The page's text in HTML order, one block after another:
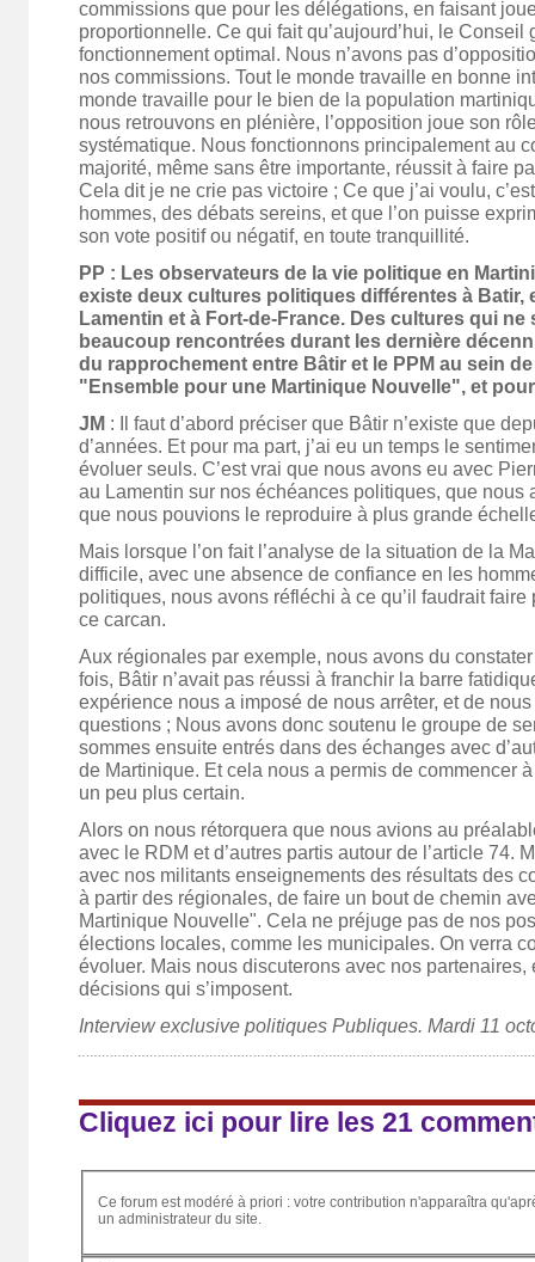
commissions que pour les délégations, en faisant
proportionnelle. Ce qui fait qu’aujourd’hui, le
fonctionnement optimal. Nous n’avons pas
nos commissions. Tout le monde travaille en bonne
monde travaille pour le bien de la population
nous retrouvons en plénière, l’opposition joue son
systématique. Nous fonctionnons principalement au
majorité, même sans être importante, réussit à faire
Cela dit je ne crie pas victoire ; Ce que j’ai voulu,
hommes, des débats sereins, et que l’on puisse
son vote positif ou négatif, en toute tranquillité.
PP : Les observateurs de la vie politique en
existe deux cultures politiques différentes à Batir,
Lamentin et à Fort-de-France. Des cultures qui ne
beaucoup rencontrées durant les dernière
du rapprochement entre Bâtir et le PPM au sein
"Ensemble pour une Martinique Nouvelle", et
JM : Il faut d’abord préciser que Bâtir n’existe que
d’années. Et pour ma part, j’ai eu un temps le
évoluer seuls. C’est vrai que nous avons eu avec
au Lamentin sur nos échéances politiques, que nous
que nous pouvions le reproduire à plus grande
Mais lorsque l’on fait l’analyse de la situation de la
difficile, avec une absence de confiance en les
politiques, nous avons réfléchi à ce qu’il faudrait faire
ce carcan.
Aux régionales par exemple, nous avons du
fois, Bâtir n’avait pas réussi à franchir la barre
expérience nous a imposé de nous arrêter, et de
questions ; Nous avons donc soutenu le groupe de
sommes ensuite entrés dans des échanges avec
de Martinique. Et cela nous a permis de commencer
un peu plus certain.
Alors on nous rétorquera que nous avions au
avec le RDM et d’autres partis autour de l’article 74.
avec nos militants enseignements des résultats des
à partir des régionales, de faire un bout de chemin
Martinique Nouvelle". Cela ne préjuge pas de nos
élections locales, comme les municipales. On verra
évoluer. Mais nous discuterons avec nos partenaires,
décisions qui s’imposent.
Interview exclusive politiques Publiques. Mardi 11
Cliquez ici pour lire les 21
Ce forum est modéré à priori : votre contribution n'apparaîtra
un administrateur du site.